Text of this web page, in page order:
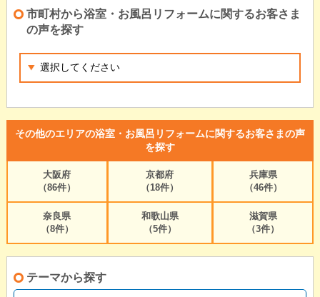
市町村から浴室・お風呂リフォームに関するお客さま
の声を探す
その他のエリアの浴室・お風呂リフォームに関するお客さまの声
を探す
大阪府
（86件）
京都府
（18件）
兵庫県
（46件）
奈良県
（8件）
和歌山県
（5件）
滋賀県
（3件）
テーマから探す